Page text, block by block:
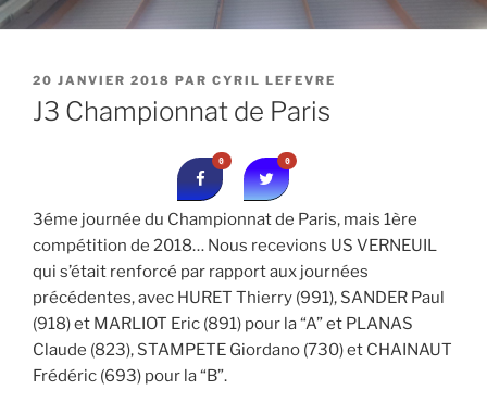
PUBLIÉ
LE
20 JANVIER 2018 PAR CYRIL LEFEVRE
J3 Championnat de Paris
0 0
3éme journée du Championnat de Paris, mais 1ère
compétition de 2018… Nous recevions US VERNEUIL
qui s’était renforcé par rapport aux journées
précédentes, avec HURET Thierry (991), SANDER Paul
(918) et MARLIOT Eric (891) pour la “A” et PLANAS
Claude (823), STAMPETE Giordano (730) et CHAINAUT
Frédéric (693) pour la “B”.